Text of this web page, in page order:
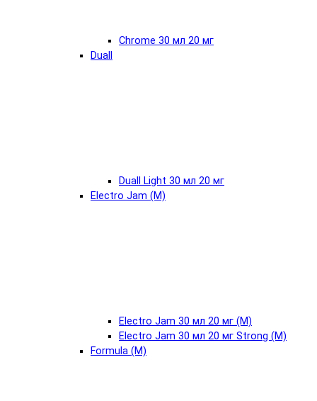
Chrome 30 мл 20 мг
Duall
Duall Light 30 мл 20 мг
Electro Jam (М)
Electro Jam 30 мл 20 мг (М)
Electro Jam 30 мл 20 мг Strong (М)
Formula (М)